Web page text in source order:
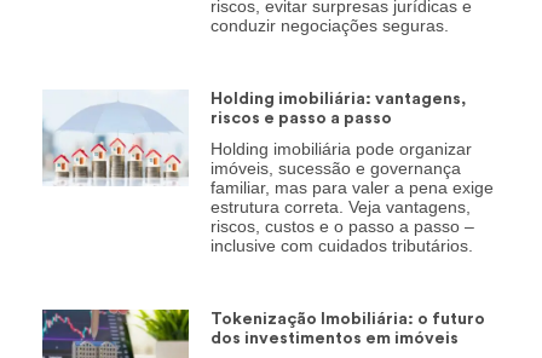
riscos, evitar surpresas jurídicas e
conduzir negociações seguras.
Holding imobiliária: vantagens,
riscos e passo a passo
Holding imobiliária pode organizar
imóveis, sucessão e governança
familiar, mas para valer a pena exige
estrutura correta. Veja vantagens,
riscos, custos e o passo a passo –
inclusive com cuidados tributários.
Tokenização Imobiliária: o futuro
dos investimentos em imóveis